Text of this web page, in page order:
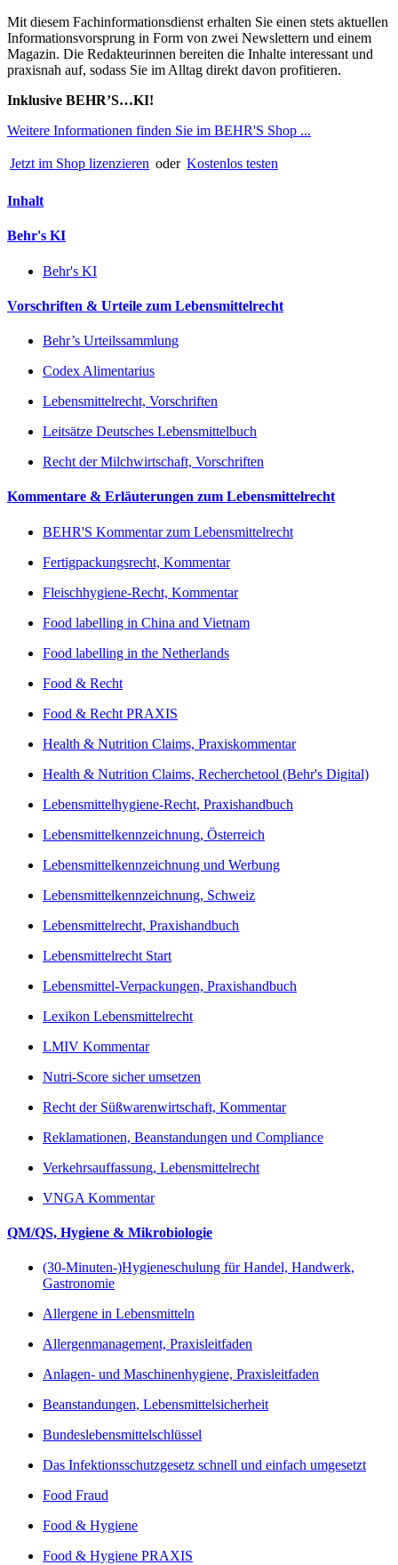
Mit diesem Fachinformationsdienst erhalten Sie einen stets aktuellen
Informationsvorsprung in Form von zwei Newslettern und einem
Magazin. Die Redakteurinnen bereiten die Inhalte interessant und
praxisnah auf, sodass Sie im Alltag direkt davon profitieren.
Inklusive BEHR’S…KI!
Weitere Informationen finden Sie im BEHR'S Shop ...
Jetzt im Shop lizenzieren oder Kostenlos testen
Inhalt
Behr's KI
Behr's KI
Vorschriften & Urteile zum Lebensmittelrecht
Behr’s Urteilssammlung
Codex Alimentarius
Lebensmittelrecht, Vorschriften
Leitsätze Deutsches Lebensmittelbuch
Recht der Milchwirtschaft, Vorschriften
Kommentare & Erläuterungen zum Lebensmittelrecht
BEHR'S Kommentar zum Lebensmittelrecht
Fertigpackungsrecht, Kommentar
Fleischhygiene-Recht, Kommentar
Food labelling in China and Vietnam
Food labelling in the Netherlands
Food & Recht
Food & Recht PRAXIS
Health & Nutrition Claims, Praxiskommentar
Health & Nutrition Claims, Recherchetool (Behr's Digital)
Lebensmittelhygiene-Recht, Praxishandbuch
Lebensmittelkennzeichnung, Österreich
Lebensmittelkennzeichnung und Werbung
Lebensmittelkennzeichnung, Schweiz
Lebensmittelrecht, Praxishandbuch
Lebensmittelrecht Start
Lebensmittel-Verpackungen, Praxishandbuch
Lexikon Lebensmittelrecht
LMIV Kommentar
Nutri-Score sicher umsetzen
Recht der Süßwarenwirtschaft, Kommentar
Reklamationen, Beanstandungen und Compliance
Verkehrsauffassung, Lebensmittelrecht
VNGA Kommentar
QM/QS, Hygiene & Mikrobiologie
(30-Minuten-)Hygieneschulung für Handel, Handwerk,
Gastronomie
Allergene in Lebensmitteln
Allergenmanagement, Praxisleitfaden
Anlagen- und Maschinenhygiene, Praxisleitfaden
Beanstandungen, Lebensmittelsicherheit
Bundeslebensmittelschlüssel
Das Infektionsschutzgesetz schnell und einfach umgesetzt
Food Fraud
Food & Hygiene
Food & Hygiene PRAXIS